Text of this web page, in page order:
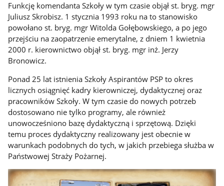
Funkcję komendanta Szkoły w tym czasie objął st. bryg. mgr
Juliusz Skrobisz. 1 stycznia 1993 roku na to stanowisko
powołano st. bryg. mgr Witolda Gołębowskiego, a po jego
przejściu na zaopatrzenie emerytalne, z dniem 1 kwietnia
2000 r. kierownictwo objął st. bryg. mgr inż. Jerzy
Bronowicz.
Ponad 25 lat istnienia Szkoły Aspirantów PSP to okres
licznych osiągnięć kadry kierowniczej, dydaktycznej oraz
pracowników Szkoły. W tym czasie do nowych potrzeb
dostosowano nie tylko programy, ale również
unowocześniono bazę dydaktyczną i sprzętową. Dzięki
temu proces dydaktyczny realizowany jest obecnie w
warunkach podobnych do tych, w jakich przebiega służba w
Państwowej Straży Pożarnej.